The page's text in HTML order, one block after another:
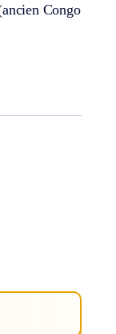
Congo